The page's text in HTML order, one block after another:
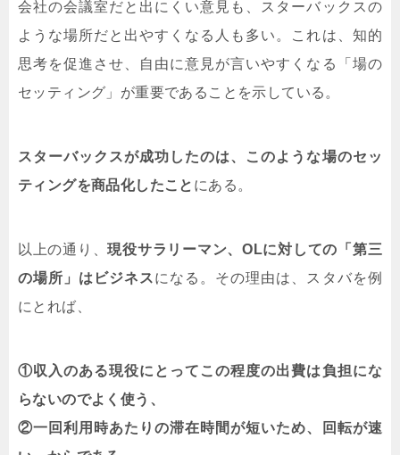
会社の会議室だと出にくい意見も、スターバックスの
ような場所だと出やすくなる人も多い。これは、知的
思考を促進させ、自由に意見が言いやすくなる「場の
セッティング」が重要であることを示している。
スターバックスが成功したのは、このような場のセッ
ティングを商品化したこと にある。
以上の通り、現役サラリーマン、OLに対しての「第三
の場所」はビジネスになる。その理由は、スタバを例
にとれば、
①収入のある現役にとってこの程度の出費は負担にな
らないのでよく使う、
②一回利用時あたりの滞在時間が短いため、回転が速